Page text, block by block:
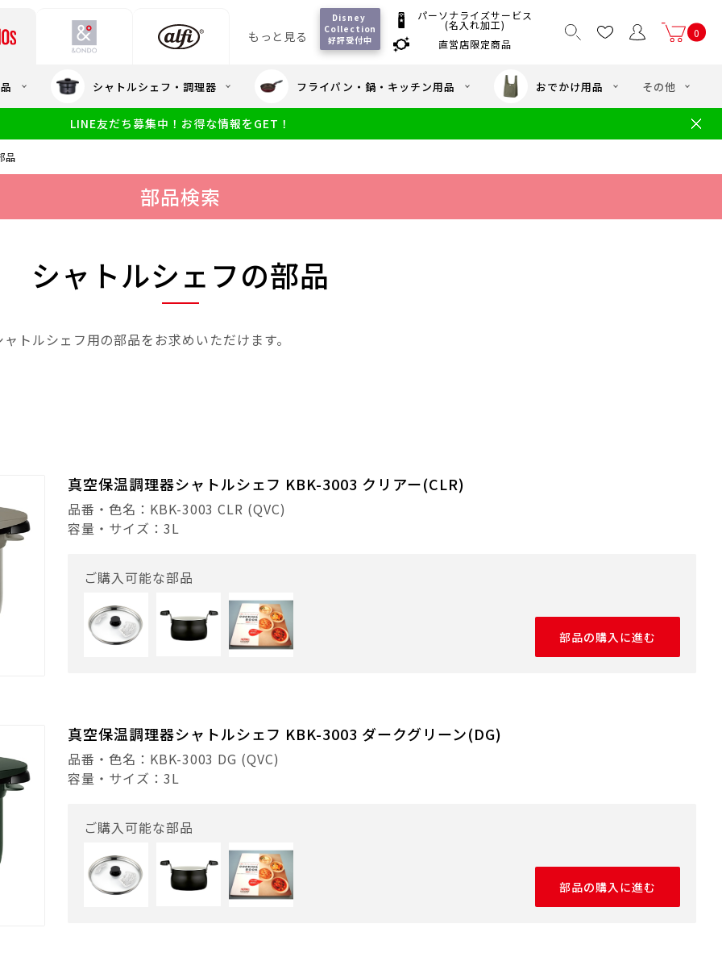
もっと見る
以上送料無料
サーモスのeギフト
ギフトのご案内
Disney
Collection
好評受付中
パーソナライズサービス
(名入れ加工)
直営店限定商品
食洗機対応 幼児・園児向け水筒
小学生 中・高学年向け水筒
0
シャトルシェフ・調理器 フライパン・鍋・キッチン用品 おでかけ用品 その他
LINE友だち募集中！お得な情報をGET！
品
部品検索
シャトルシェフの部品
トルシェフ用の部品をお求めいただけます。
真空保温調理器シャトルシェフ KBK-3003 クリアー(CLR)
品番・色名：KBK-3003 CLR (QVC)
容量・サイズ：3L
ご購入可能な部品
部品の購入に進む
真空保温調理器シャトルシェフ KBK-3003 ダークグリーン(DG)
品番・色名：KBK-3003 DG (QVC)
容量・サイズ：3L
ご購入可能な部品
部品の購入に進む